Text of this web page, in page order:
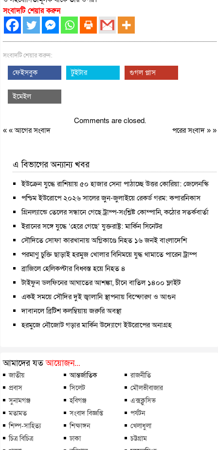
সংবাদটি শেয়ার করুন
সংবাদটি শেয়ার করুন:
ফেইসবুক টুইটার গুগল প্লাস
ইমেইল
Comments are closed.
« «আগের সংবাদ পরের সংবাদ» »
এ বিভাগের অন্যান্য খবর
ইউক্রেন যুদ্ধে রাশিয়ায় ৫০ হাজার সেনা পাঠাচ্ছে উত্তর কোরিয়া: জেলেনস্কি
পশ্চিম ইউরোপে ২০২৬ সালের জুন-জুলাইয়ে রেকর্ড গরম: কপারনিকাস
গ্রিনল্যান্ডে তেলের সন্ধানে গেছে ট্রাম্প-সংশ্লিষ্ট কোম্পানি, কঠোর সতর্কবার্তা
ইরানের সঙ্গে যুদ্ধে ‘হেরে গেছে’ যুক্তরাষ্ট্র: মার্কিন সিনেটর
সৌদিতে সোফা কারখানায় অগ্নিকাণ্ডে নিহত ১৬ জনই বাংলাদেশি
পরমাণু চুক্তি ছাড়াই হরমুজ খোলার বিনিময়ে যুদ্ধ থামাতে পারেন ট্রাম্প
ব্রাজিলে হেলিকপ্টার বিধ্বস্ত হয়ে নিহত ৪
টাইফুন ডলফিনের আঘাতের আশঙ্কা, চীনে বাতিল ১৪০০ ফ্লাইট
একই সময়ে সৌদির দুই জ্বালানি স্থাপনায় বিস্ফোরণ ও আগুন
দাবানলে ব্রিটিশ কলম্বিয়ায় জরুরি অবস্থা
হরমুজে নৌজোট গড়ার মার্কিন উদ্যোগে ইউরোপের অনাগ্রহ
আমাদের যতআয়োজন...
জাতীয় আন্তর্জাতিক
রাজনীতি
প্রবাস
সিলেট
মৌলভীবাজার
সুনামগঞ্জ
হবিগঞ্জ
এক্সক্লুসিভ
মতামত
সংবাদ বিজ্ঞপ্তি
পর্যটন
শিল্প-সাহিত্য
শিক্ষাঙ্গন
খেলাধুলা
চিত্র বিচিত্র
ঢাকা
চট্টগ্রাম